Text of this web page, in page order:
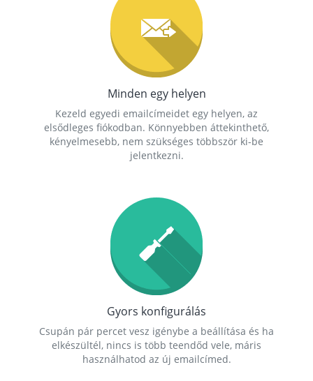
Minden egy helyen
Kezeld egyedi emailcímeidet egy helyen, az
elsődleges fiókodban. Könnyebben áttekinthető,
kényelmesebb, nem szükséges többször ki-be
jelentkezni.
Gyors konfigurálás
Csupán pár percet vesz igénybe a beállítása és ha
elkészültél, nincs is több teendőd vele, máris
használhatod az új emailcímed.